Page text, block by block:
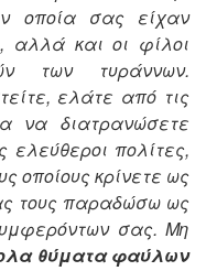
οποία σας είχαν
αλλά και οι φίλοι
των τυράννων.
ελάτε από τις
να διατρανώσετε
πολίτες,
οποίους κρίνετε ως
τους παραδώσω ως
σας. Μη
θύματα φαύλων